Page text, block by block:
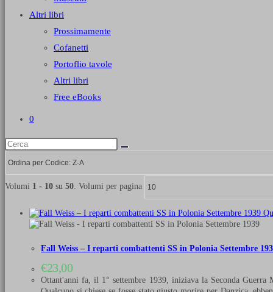
Altri libri
Prossimamente
Cofanetti
Portoflio tavole
Altri libri
Free eBooks
0
Volumi 1 - 10 su 50. Volumi per pagina
Fall Weiss – I reparti combattenti SS in Polonia Settembre
€23,00
Ottant'anni fa, il 1° settembre 1939, iniziava la Seconda